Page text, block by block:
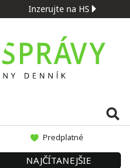
Inzerujte na HS
Predplatné
NAJČÍTANEJŠIE